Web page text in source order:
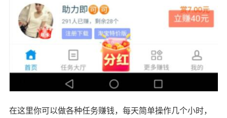
在这里你可以做各种任务赚钱，每天简单操作几个小时，